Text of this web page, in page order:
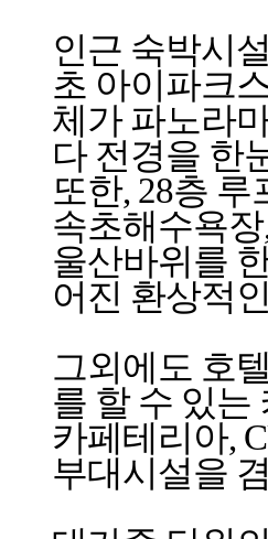
인근 숙박시
초 아이파크
체가 파노라
다 전경을 한
또한, 28층
속초해수욕
울산바위를
어진 환상적
그외에도 호
를 할 수 있는
카페테리아,
부대시설을